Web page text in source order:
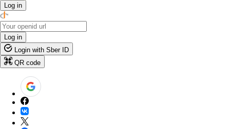
Log in
Log in
Login with Sber ID
QR code